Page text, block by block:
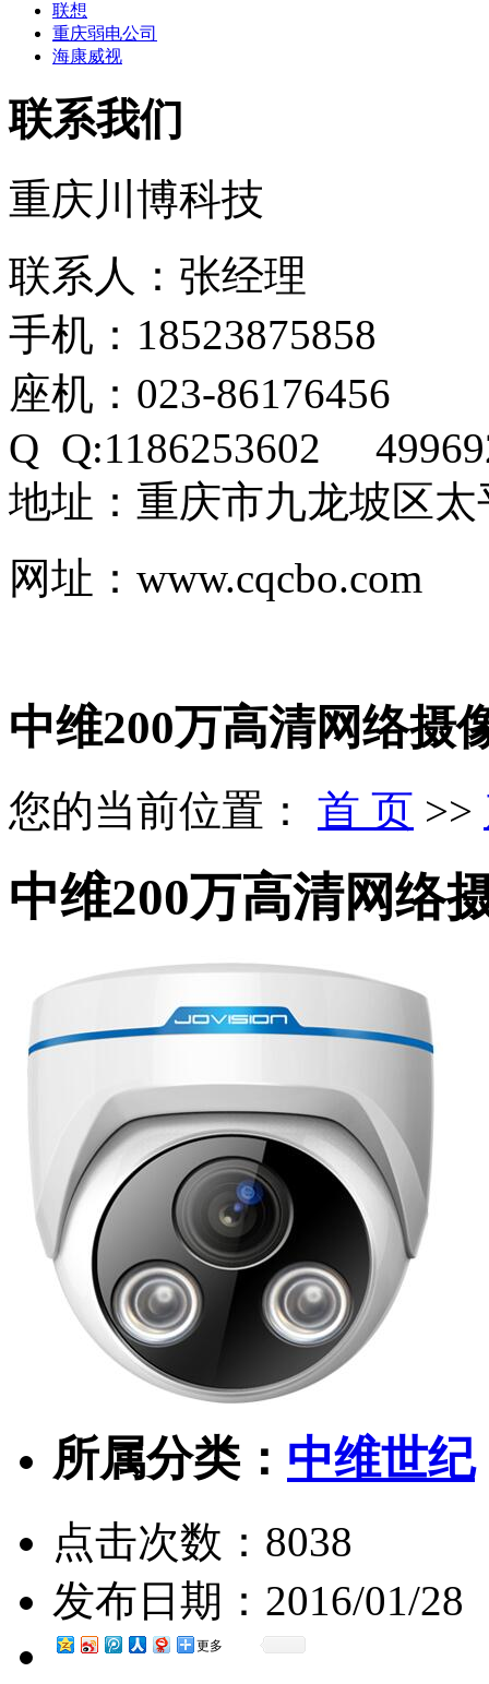
联想
重庆弱电公司
海康威视
联系我们
重庆川博科技
联系人：张经理
手机：18523875858
座机：023-86176456
Q Q:1186253602
地址：重庆市九龙坡区
网址：www.cqcbo.com
中维200万高清网络摄
您的当前位置： 首 页 >>
中维200万高清网络
所属分类： 中维世纪
点击次数： 8038
发布日期： 2016/01/28
更多